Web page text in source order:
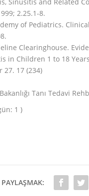
2.25.1-8.
of Pediatrics.
Clearinghouse.
in Children 1 to 18
27. 17 (234)
Tanı Tedavi
1 )
PAYLAŞMAK: